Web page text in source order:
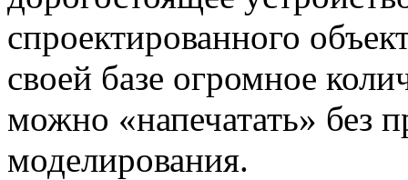
спроектированного
своей базе огромное
можно «напечатать» без
моделирования.